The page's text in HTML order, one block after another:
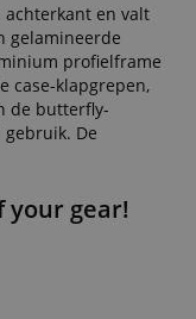
achterkant en valt
gelamineerde
profielframe
case-klapgrepen,
de butterfly-
De
your gear!